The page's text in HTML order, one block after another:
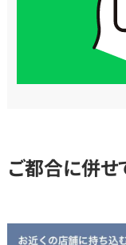
ご都合に併せ